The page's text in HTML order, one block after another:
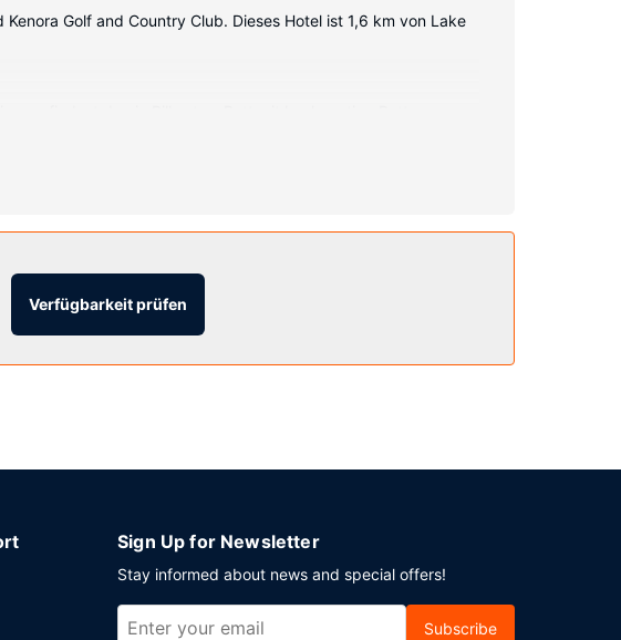
Golf and Country Club. Dieses Hotel ist 1,6 km von Lake
WLAN-Internetzugang (kostenlos) zur Verfgung. Es sind
Verfügbarkeit prüfen
Sign Up for Newsletter
Stay informed about news and special offers!
Subscribe